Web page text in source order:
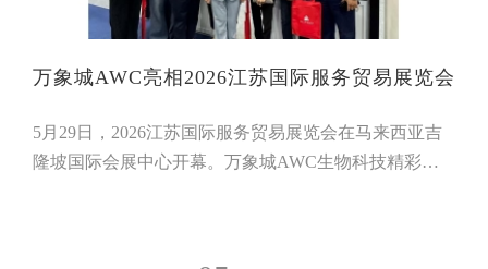
万象城AWC亮相2026江苏国际服务贸易展览会
5月29日，2026江苏国际服务贸易展览会在马来西亚吉
隆坡国际会展中心开幕。万象城AWC生物科技精彩亮